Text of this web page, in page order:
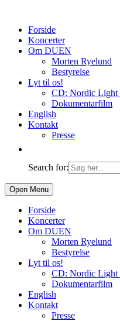
Forside
Koncerter
Om DUEN
Morten Ryelund
Bestyrelse
Lyt til os!
CD: Nordic Light
Dokumentarfilm
English
Kontakt
Presse
Search for:
Open Menu
Forside
Koncerter
Om DUEN
Morten Ryelund
Bestyrelse
Lyt til os!
CD: Nordic Light
Dokumentarfilm
English
Kontakt
Presse